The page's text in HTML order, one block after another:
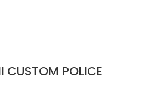
CUSTOM POLICE